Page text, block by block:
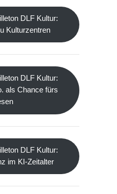
DLF Kultur:
Kulturzentren
DLF Kultur:
als Chance fürs
DLF Kultur:
im KI-Zeitalter